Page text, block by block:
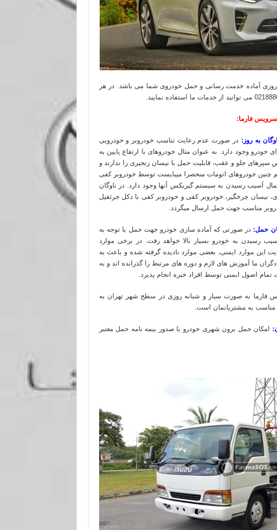
روزی آماده خدمت رسانی و حمل خودروی شما می باشد. در هر
سرویس فارما:
به روز: در صورت عدم رعایت تناسب خودروبر و خودرویی
وجود دارد. به عنوان مثال خودروهای با ارتفاع پایین به
جلو و عقب، قابلیت حمل با نیسان زنجیری را ندارند و
خودروهای اتومات منحصرا می‏بایست توسط خودروبر کفی
آسیب رسیدن به سیستم گیربکس آنها وجود دارد. در ناوگان
نیسان چرخگیر، خودروبر کفی و خودروبر کفی با دکل جرثقیل
مناسب جهت حمل ارسال میگردد.
حمل: در صورتی که آماده سازی خودرو جهت حمل با توجه به
رسیدن به خودرو بسیار بالا خواهد رفت. در برخی موارد
موارد ایمنی، بعضی موارد نادیده گرفته شده و باعث به
ما آموزش‏ های لازم و دوره‏ های مرتبط را گذرانده اند و به
اصول ایمنی توسط افراد خبره انجام پذیرد.
فارما به صورت سیار و شبانه روزی در سطح شهر تهران به
مناسب به مشتریانمان است.
امکان حمل برون شهری خودرو با صدور بیمه نامه حمل معتبر